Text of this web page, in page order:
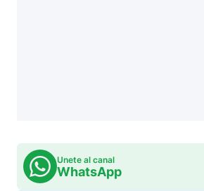
Unete al canal
WhatsApp